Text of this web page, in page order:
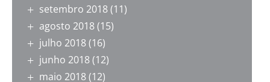
setembro 2018(11)
agosto 2018(15)
julho 2018(16)
junho 2018(12)
maio 2018(12)